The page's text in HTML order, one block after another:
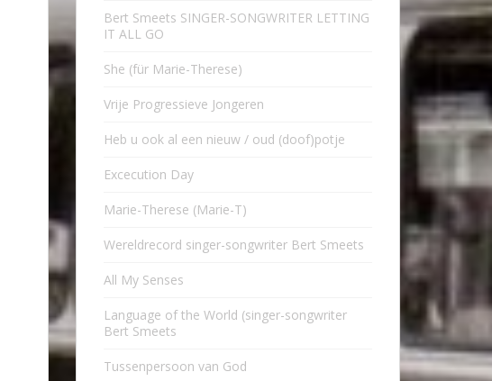
Bert Smeets SINGER-SONGWRITER LETTING
IT ALL GO
She (für Marie-Therese)
Vrije Progressieve Jongeren
Heb u ook al een nieuw / oud (doof)potje
Excecution Day
Marie-Therese (Marie-T)
Wereldrecord singer-songwriter Bert Smeets
All My Senses
Language of the World (singer-songwriter
Bert Smeets
Tussenpersoon van God